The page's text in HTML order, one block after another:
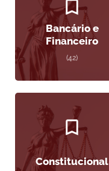
Bancário e
Financeiro
(42)
Constitucional